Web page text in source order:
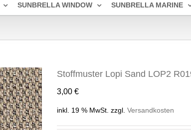
SUNBRELLA WINDOW SUNBRELLA MARINE
Stoffmuster Lopi Sand LOP2
3,00 €
inkl. 19 % MwSt. zzgl. Versandkosten